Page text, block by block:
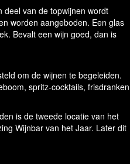
deel van de topwijnen wordt
worden aangeboden. Een glas
Bevalt een wijn goed, dan is
om de wijnen te begeleiden.
spritz-cocktails, frisdranken
is de tweede locatie van het
Wijnbar van het Jaar. Later dit